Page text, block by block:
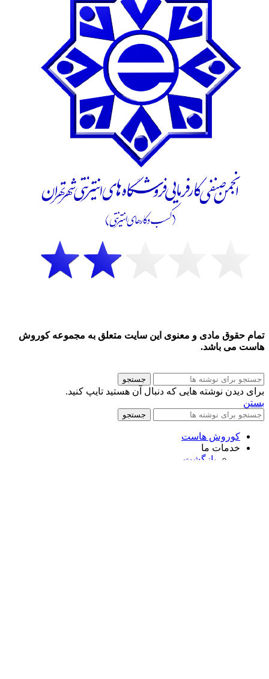
تمام حقوق مادی و معنوی این سایت متعلق به مجموعه کوروش
هاست می باشد.
جستجو
برای دیدن نوشته هایی که دنبال آن هستید تایپ کنید.
بستن
جستجو
کوروش هاست
خدمات ما
بازگشت